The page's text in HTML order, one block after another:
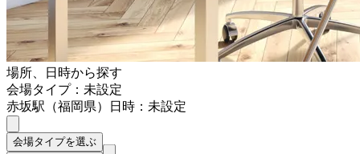
場所、日時から探す
会場タイプ：未設定
赤坂駅（福岡県）
日時：未設定
会場タイプを選ぶ